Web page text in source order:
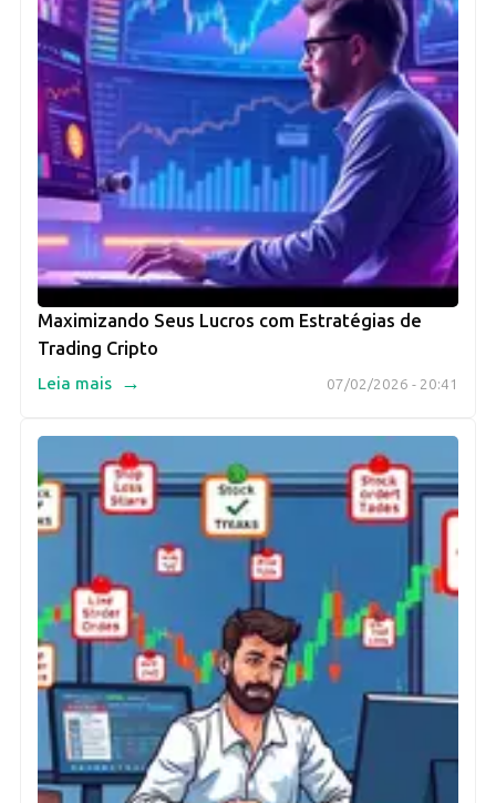
Maximizando Seus Lucros com Estratégias de
Trading Cripto
07/02/2026 - 20:41
Leia mais →